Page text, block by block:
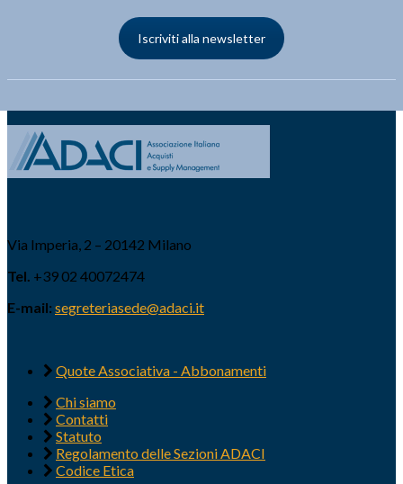
Iscriviti alla newsletter
Via Imperia, 2 – 20142 Milano
Tel. +39 02 40072474
E-mail: segreteriasede@adaci.it
Quote Associativa - Abbonamenti
Chi siamo
Contatti
Statuto
Regolamento delle Sezioni ADACI
Codice Etica